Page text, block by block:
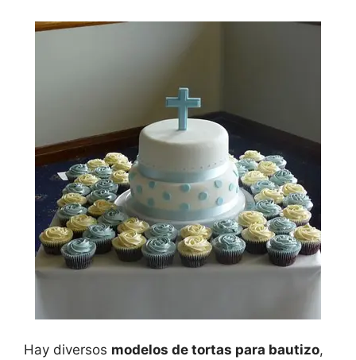
Hay diversos modelos de tortas para bautizo,